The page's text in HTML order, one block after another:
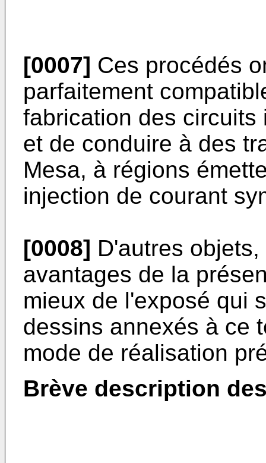
[0007] Ces procédés
parfaitement
fabrication des
et de conduire à des
Mesa, à régions
injection de courant
[0008] D'autres
avantages de la
mieux de l'exposé qui
dessins annexés à ce
mode de réalisation
Brève description